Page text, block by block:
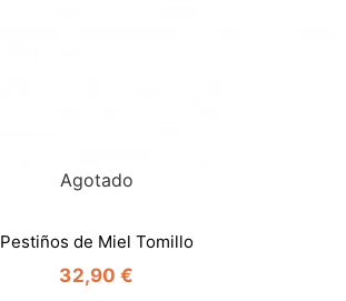
Agotado
Pestiños de Miel Tomillo
32,90 €